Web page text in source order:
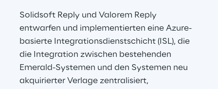
Solidsoft Reply und Valorem Reply
entwarfen und implementierten eine Azure-
basierte Integrationsdienstschicht (ISL), die
die Integration zwischen bestehenden
Emerald-Systemen und den Systemen neu
akquirierter Verlage zentralisiert,